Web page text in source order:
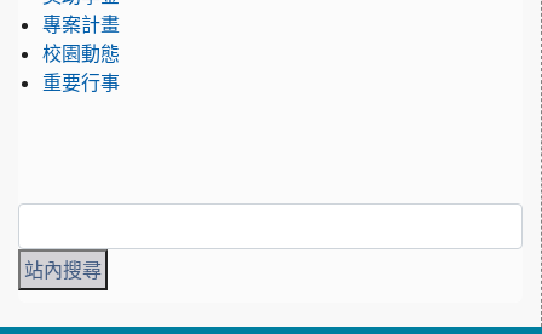
專案計畫
校園動態
重要行事